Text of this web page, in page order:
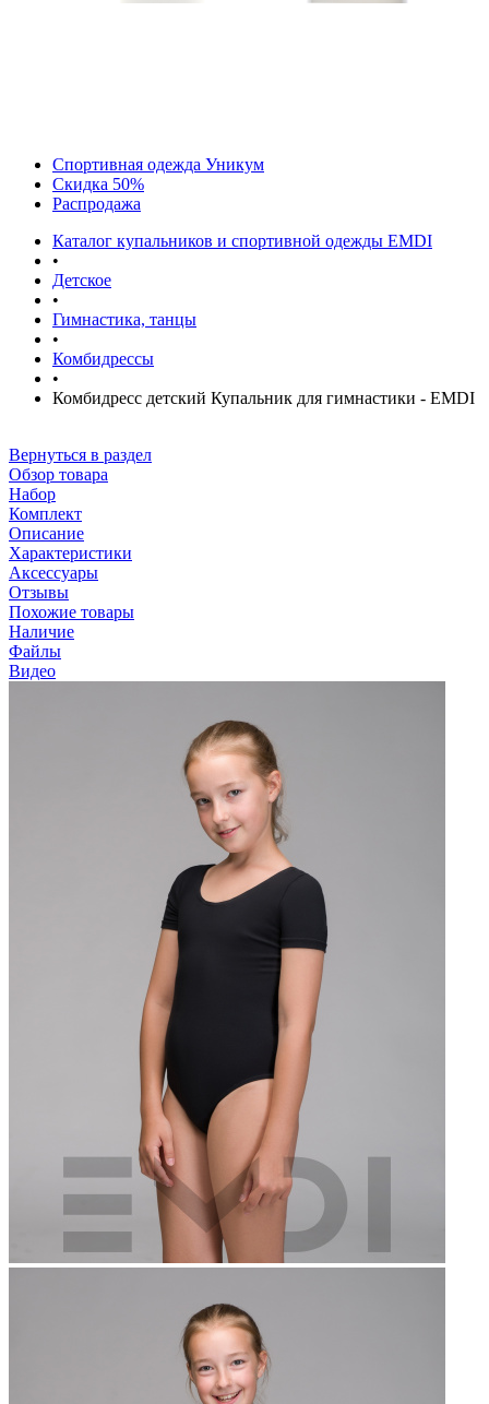
Спортивная одежда Уникум
Скидка 50%
Распродажа
Каталог купальников и спортивной одежды EMDI
•
Детское
•
Гимнастика, танцы
•
Комбидрессы
•
Комбидресс детский Купальник для гимнастики - EMDI
Вернуться в раздел
Обзор товара
Набор
Комплект
Описание
Характеристики
Аксессуары
Отзывы
Похожие товары
Наличие
Файлы
Видео